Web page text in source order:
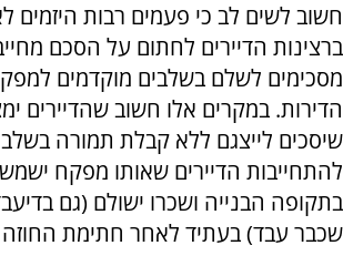
חשוב לשים לב כי פעמים רבות היזמים
ברצינות הדיירים לחתום על הסכם
מסכימים לשלם בשלבים מוקדמים
הדירות. במקרים אלו חשוב שהדיירים
שיסכים לייצגם ללא קבלת תמורה
להתחייבות הדיירים שאותו מפקח
בתקופה הבנייה ושכרו ישולם (גם
שכבר עבד) בעתיד לאחר חתימת החוזה